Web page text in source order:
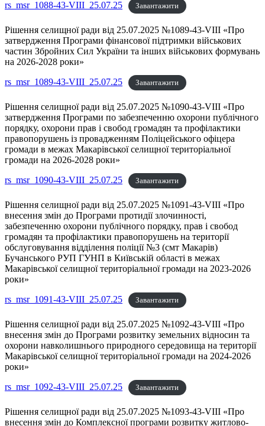
rs_msr_1088-43-VIII_25.07.25
Завантажити
Рішення селищної ради від 25.07.2025 №1089-43-VIII «Про
затвердження Програми фінансової підтримки військових
частин Збройних Сил України та інших військових формувань
на 2026-2028 роки»
rs_msr_1089-43-VIII_25.07.25
Завантажити
Рішення селищної ради від 25.07.2025 №1090-43-VIII «Про
затвердження Програми по забезпеченню охорони публічного
порядку, охорони прав і свобод громадян та профілактики
правопорушень із провадженням Поліцейського офіцера
громади в межах Макарівської селищної територіальної
громади на 2026-2028 роки»
rs_msr_1090-43-VIII_25.07.25
Завантажити
Рішення селищної ради від 25.07.2025 №1091-43-VIII «Про
внесення змін до Програми протидії злочинності,
забезпеченню охорони публічного порядку, прав і свобод
громадян та профілактики правопорушень на території
обслуговування відділення поліції №3 (смт Макарів)
Бучанського РУП ГУНП в Київській області в межах
Макарівської селищної територіальної громади на 2023-2026
роки»
rs_msr_1091-43-VIII_25.07.25
Завантажити
Рішення селищної ради від 25.07.2025 №1092-43-VIII «Про
внесення змін до Програми розвитку земельних відносин та
охорони навколишнього природного середовища на території
Макарівської селищної територіальної громади на 2024-2026
роки»
rs_msr_1092-43-VIII_25.07.25
Завантажити
Рішення селищної ради від 25.07.2025 №1093-43-VIII «Про
внесення змін до Комплексної програми розвитку житлово-